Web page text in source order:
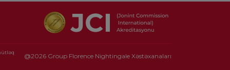
@2026 Group Florence Nightingale Xəstəxanaları